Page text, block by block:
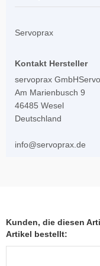
Servoprax
Kontakt Hersteller
servoprax
Am Marienbusch 9
46485 Wesel
Deutschland
info@servoprax.de
Kunden, die diesen
Artikel bestellt: